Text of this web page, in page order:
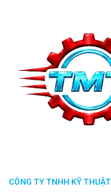
CÔNG TY TNHH KỸ